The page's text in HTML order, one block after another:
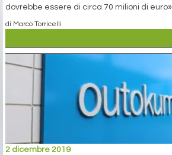
dovrebbe essere di circa 70 milioni di euro»
di Marco Torricelli
2 dicembre 2019